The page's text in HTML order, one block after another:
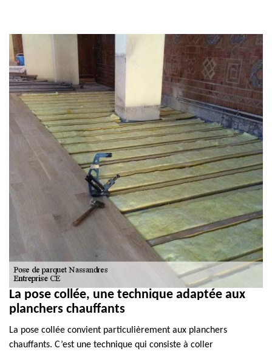
La pose collée, une technique adaptée aux
planchers chauffants
La pose collée convient particulièrement aux planchers
chauffants. C’est une technique qui consiste à coller